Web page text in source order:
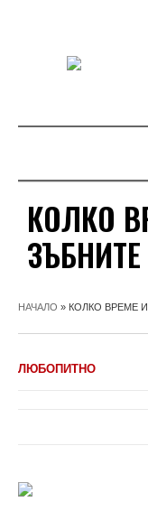
КОЛКО
НАЧАЛО » КОЛКО ВРЕМЕ
ЛЮБОПИТНО